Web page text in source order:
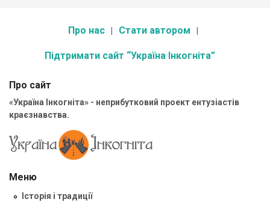
Про нас Стати автором
Підтримати сайт “Україна Інкогніта”
Про сайт
«Україна Інкогніта» - неприбутковий проект ентузіастів
краєзнавства.
Меню
Історія і традиції